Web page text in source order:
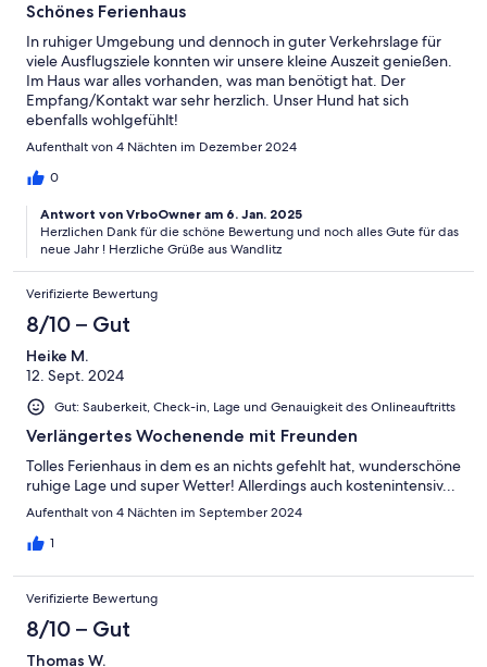
Schönes Ferienhaus
In ruhiger Umgebung und dennoch in guter Verkehrslage für
viele Ausflugsziele konnten wir unsere kleine Auszeit genießen.
Im Haus war alles vorhanden, was man benötigt hat. Der
Empfang/Kontakt war sehr herzlich. Unser Hund hat sich
ebenfalls wohlgefühlt!
Aufenthalt von 4 Nächten im Dezember 2024
0
Antwort von VrboOwner am 6. Jan. 2025
Herzlichen Dank für die schöne Bewertung und noch alles Gute für das
neue Jahr ! Herzliche Grüße aus Wandlitz
Verifizierte Bewertung
8/10 – Gut
Heike M.
12. Sept. 2024
Gut: Sauberkeit, Check-in, Lage und Genauigkeit des Onlineauftritts
Verlängertes Wochenende mit Freunden
Tolles Ferienhaus in dem es an nichts gefehlt hat, wunderschöne
ruhige Lage und super Wetter! Allerdings auch kostenintensiv...
Aufenthalt von 4 Nächten im September 2024
1
Verifizierte Bewertung
8/10 – Gut
Thomas W.